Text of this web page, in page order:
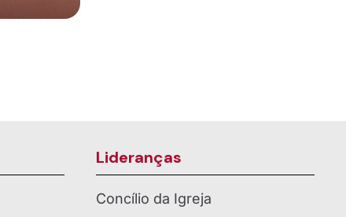
Lideranças
Concílio da Igreja